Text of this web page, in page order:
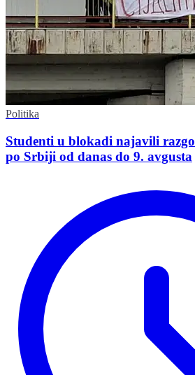
Politika
Studenti u blokadi najavili
po Srbiji od danas do 9. avgusta